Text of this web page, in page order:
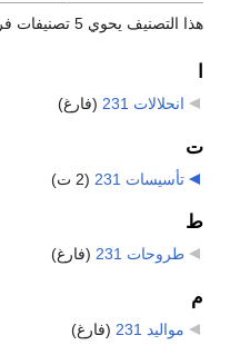
هذا التصنيف يحوي 5 تصنيفات فرعية، من إجمالي 5.
انحلالات 231 (فارغ)
ت
تأسيسات 231 (2 ت)
ط
طروحات 231 (فارغ)
م
مواليد 231 (فارغ)